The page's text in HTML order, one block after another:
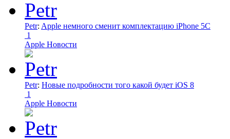
Petr: Apple немного сменит комплектацию iPhone 5C
1
Apple Новости
Petr: Новые подробности того какой будет iOS 8
1
Apple Новости